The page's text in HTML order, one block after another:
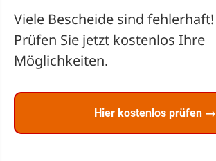
Viele Bescheide sind fehlerhaft!
Prüfen Sie jetzt kostenlos Ihre
Möglichkeiten.
Hier kostenlos prüfen →